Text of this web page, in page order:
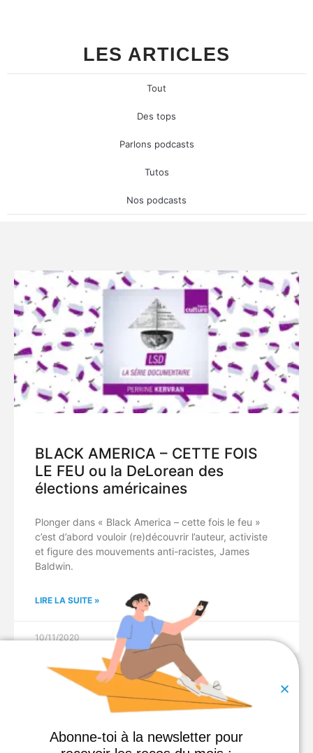
LES ARTICLES
Tout
Des tops
Parlons podcasts
Tutos
Nos podcasts
BLACK AMERICA – CETTE FOIS
LE FEU ou la DeLorean des
élections américaines
Plonger dans « Black America – cette fois le feu »
c’est d’abord vouloir (re)découvrir l’auteur, activiste
et figure des mouvements anti-racistes, James
Baldwin.
LIRE LA SUITE »
10/11/2020
Abonne-toi à la newsletter pour